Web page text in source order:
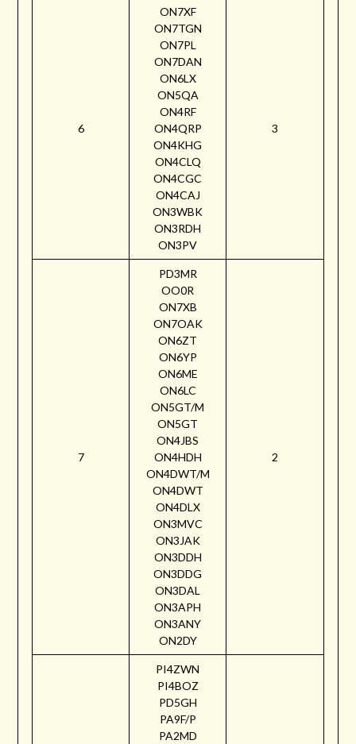
6
ON7XF
ON7TGN
ON7PL
ON7DAN
ON6LX
ON5QA
ON4RF
ON4QRP
ON4KHG
ON4CLQ
ON4CGC
ON4CAJ
ON3WBK
ON3RDH
ON3PV
3
7
PD3MR
OO0R
ON7XB
ON7OAK
ON6ZT
ON6YP
ON6ME
ON6LC
ON5GT/M
ON5GT
ON4JBS
ON4HDH
ON4DWT/M
ON4DWT
ON4DLX
ON3MVC
ON3JAK
ON3DDH
ON3DDG
ON3DAL
ON3APH
ON3ANY
ON2DY
2
PI4ZWN
PI4BOZ
PD5GH
PA9F/P
PA2MD